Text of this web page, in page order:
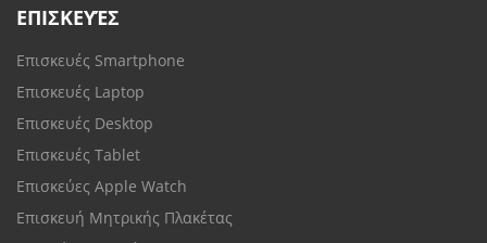
ΕΠΙΣΚΕΥΈΣ
Επισκευές Smartphone
Επισκευές Laptop
Επισκευές Desktop
Επισκευές Tablet
Επισκεύες Apple Watch
Επισκευή Μητρικής Πλακέτας